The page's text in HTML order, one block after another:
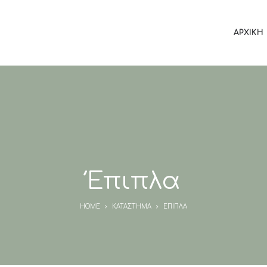
ΑΡΧΙΚΉ
Έπιπλα
HOME ΚΑΤΆΣΤΗΜΑ ΈΠΙΠΛΑ